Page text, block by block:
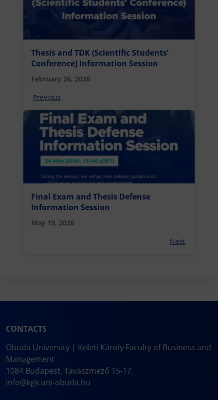
Thesis and TDK (Scientific Students’
Conference) Information Session
February 26, 2026
Previous
Final Exam and Thesis Defense
Information Session
May 19, 2026
Next
CONTACTS
Obuda University | Keleti Károly Faculty of Business and
Management
1084 Budapest, Tavaszmező 15-17.
info@kgk.uni-obuda.hu